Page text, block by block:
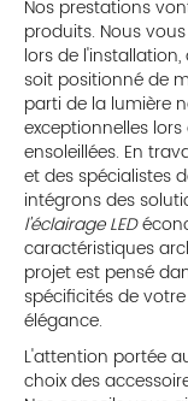
Nos prestations
produits. Nous
lors de
soit positionné de
parti de la lumière
exceptionnelles
ensoleillées. En
et des spécialistes
intégrons des
l'éclairage LED
caractéristiques
projet est pensé
spécificités de
élégance.
L'attention portée
choix des